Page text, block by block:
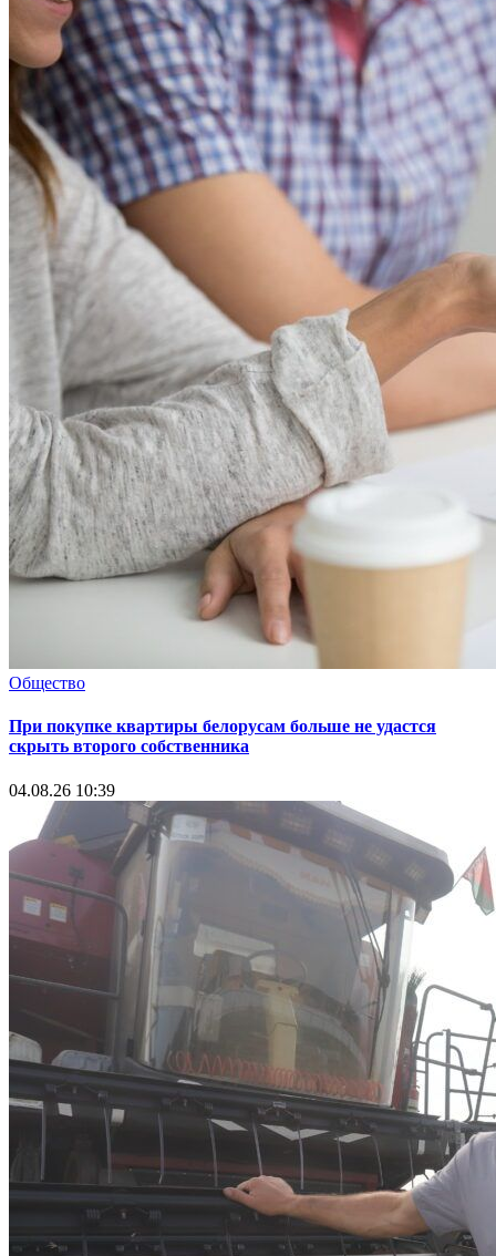
Общество
При покупке квартиры белорусам больше не удастся
скрыть второго собственника
04.08.26 10:39